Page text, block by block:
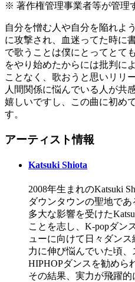
※ 著作権管理事業者等が管理
自分を憎む人や自分を陥れよ
に攻撃され、血迷ってた時に
で歌うことは僕にとってとて
をやり始めたからには批判に
ことなく、歌おうと思いリリ
人間関係に悩んでいる人が共
嬉しいですし、この曲に初め
す。
アーティスト情報
Katsuki Shiota
2008年生まれのKatsuki
ダウンタウンの聖地で
多大な影響を受けた
ことを志し、K-popダン
ューに向けて日々ダン
力に伸び悩んでいた頃
HIPHOPダンスを勧めら
その結果、実力が飛躍